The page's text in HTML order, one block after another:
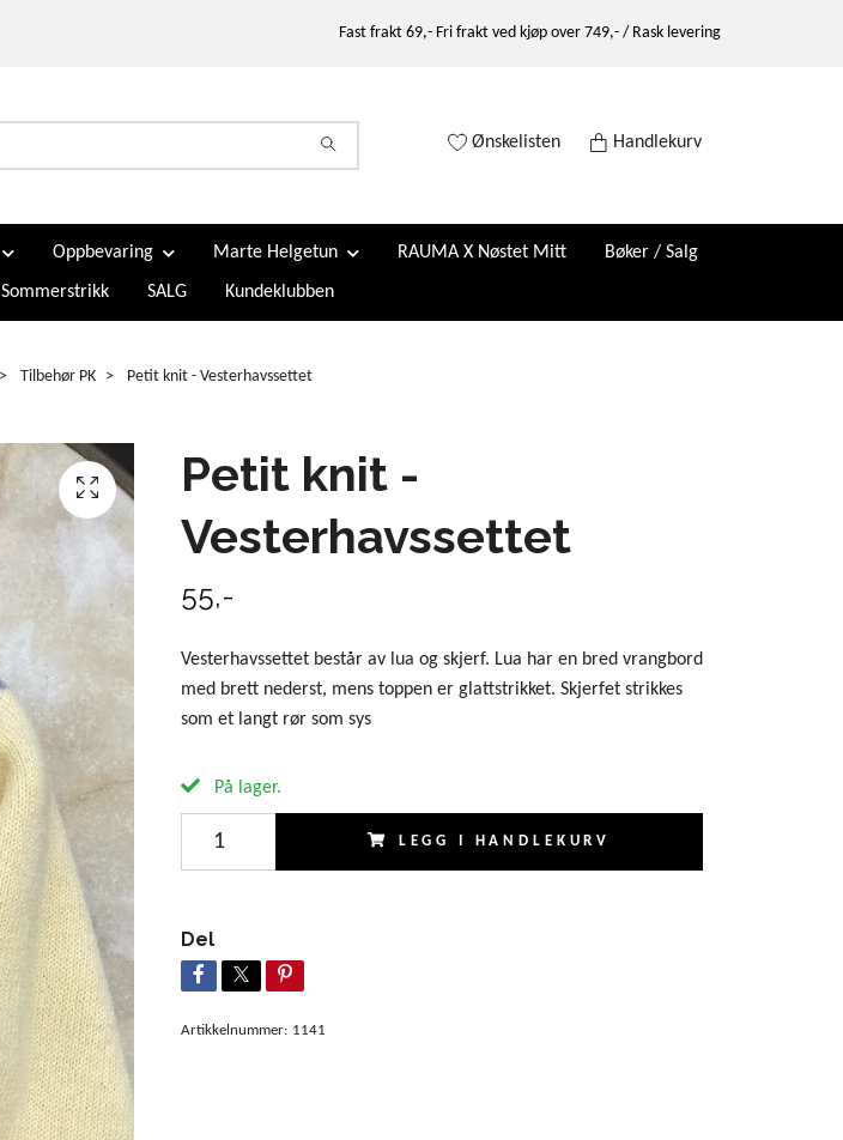
Fast frakt 69,- Fri frakt ved kjøp over 749,- / Rask levering
Ønskelisten Handlekurv
Oppbevaring Marte Helgetun RAUMA X Nøstet Mitt Bøker / Salg
Sommerstrikk SALG Kundeklubben
Tilbehør PK Petit knit - Vesterhavssettet
Petit knit -
Vesterhavssettet
55,-
Vesterhavssettet består av lua og skjerf. Lua har en bred vrangbord
med brett nederst, mens toppen er glattstrikket. Skjerfet strikkes
som et langt rør som sys
På lager.
LEGG I HANDLEKURV
Del
Artikkelnummer: 1141